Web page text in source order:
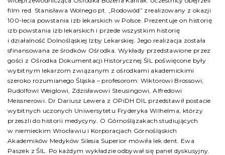
film red. Stanisława Wolnego pt. „Rodowód” zrealizowany z okazji
100-lecia powstania izb lekarskich w Polsce. Prezentuje on historię
izb powstania izb lekarskich i przede wszystkim historię
i działalność Dolnośląskiej Izby Lekarskiej. Jego realizacja została
sfinansowana ze środków Ośrodka. Wykłady przedstawione przez
gości z Ośrodka Dokumentacji Historycznej ŚIL poświęcone były
wybitnym lekarzom związanym z ośrodkami akademickimi
szeroko rozumianego Śląska – profesorom: Wiktorowi Brossowi,
Rudolfowi Weiglowi, Zdzisławowi Steusingowi, Alfredowi
Meissnerowi. Dr Dariusz Lewera z OPiDH DIL przedstawił postacie
wybitnych uczonych Uniwersytetu Fryderyka Wilhelma, którzy
przeszli do historii medycyny. O Górnoślązakach studiujących
w niemieckim Wrocławiu i Korporacjach Górnośląskich
Akademików Medyków Silesia Superior mówiła lek dent. Ewa
Paszek z ŚIL. Po każdym wykładzie odbywał się panel dyskusyjny.